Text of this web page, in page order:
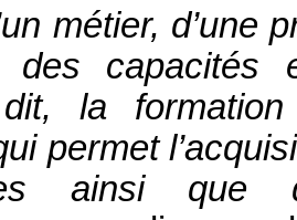
métier,
des capacités
dit, la
permet
ainsi que